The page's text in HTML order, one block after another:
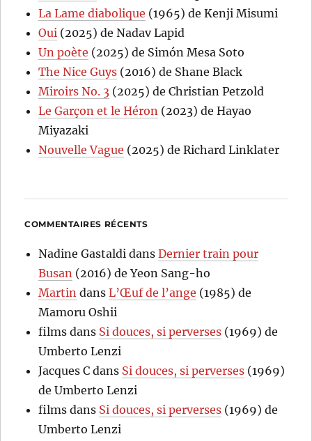
La Lame diabolique (1965) de Kenji Misumi
Oui (2025) de Nadav Lapid
Un poète (2025) de Simón Mesa Soto
The Nice Guys (2016) de Shane Black
Miroirs No. 3 (2025) de Christian Petzold
Le Garçon et le Héron (2023) de Hayao
Miyazaki
Nouvelle Vague (2025) de Richard Linklater
COMMENTAIRES RÉCENTS
Nadine Gastaldi dansDernier train pour
Busan (2016) de Yeon Sang-ho
Martin dansL’Œuf de l’ange (1985) de
Mamoru Oshii
films dans Si douces, si perverses (1969) de
Umberto Lenzi
Jacques C dans Si douces, si perverses (1969)
de Umberto Lenzi
films dans Si douces, si perverses (1969) de
Umberto Lenzi